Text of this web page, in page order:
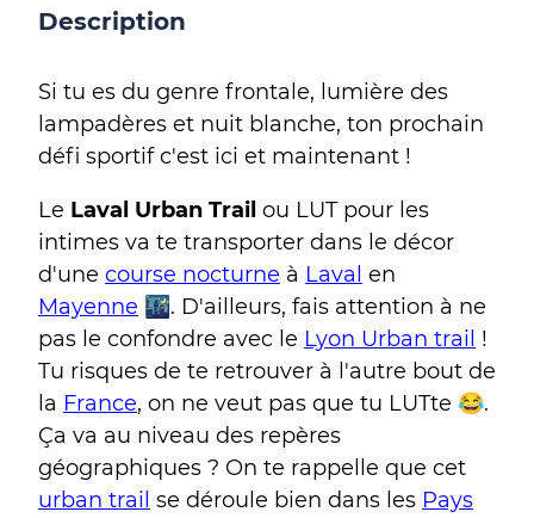
Description
Si tu es du genre frontale, lumière des
lampadères et nuit blanche, ton prochain
défi sportif c'est ici et maintenant !
Le Laval Urban Trail ou LUT pour les
intimes va te transporter dans le décor
d'une course nocturne à Laval en
Mayenne 🌃. D'ailleurs, fais attention à ne
pas le confondre avec le Lyon Urban trail !
Tu risques de te retrouver à l'autre bout de
la France, on ne veut pas que tu LUTte 😂.
Ça va au niveau des repères
géographiques ? On te rappelle que cet
urban trail se déroule bien dans les Pays